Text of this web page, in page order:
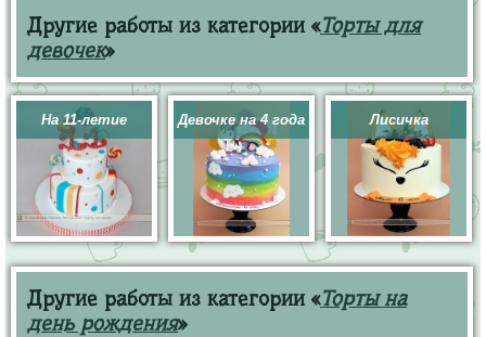
Другие работы из категории «Торты для
девочек»
На 11-летие Девочке на 4 года Лисичка
Другие работы из категории «Торты на
день рождения»